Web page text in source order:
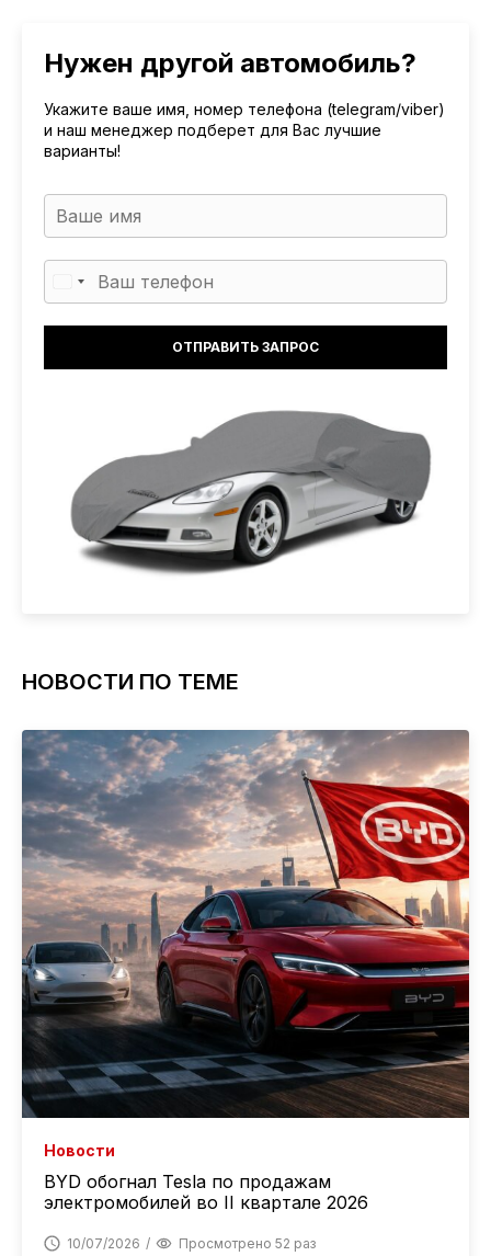
Нужен другой автомобиль?
Укажите ваше имя, номер телефона (telegram/viber)
и наш менеджер подберет для Вас лучшие
варианты!
НОВОСТИ ПО ТЕМЕ
Новости
BYD обогнал Tesla по продажам
электромобилей во II квартале 2026
10/07/2026 Просмотрено 52 раз